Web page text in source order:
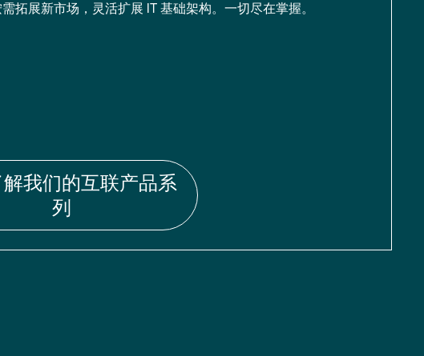
拓展新市场，灵活扩展 IT 基础架构。一切尽在掌握。
我们的互联产品系
列